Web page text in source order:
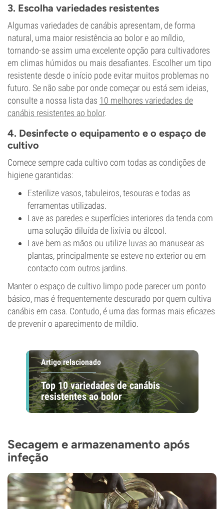
3. Escolha variedades resistentes
Algumas variedades de canábis apresentam, de forma
natural, uma maior resistência ao bolor e ao míldio,
tornando-se assim uma excelente opção para cultivadores
em climas húmidos ou mais desafiantes. Escolher um tipo
resistente desde o início pode evitar muitos problemas no
futuro. Se não sabe por onde começar ou está sem ideias,
consulte a nossa lista das 10 melhores variedades de
canábis resistentes ao bolor.
4. Desinfecte o equipamento e o espaço de
cultivo
Comece sempre cada cultivo com todas as condições de
higiene garantidas:
Esterilize vasos, tabuleiros, tesouras e todas as
ferramentas utilizadas.
Lave as paredes e superfícies interiores da tenda com
uma solução diluída de lixívia ou álcool.
Lave bem as mãos ou utilize luvas ao manusear as
plantas, principalmente se esteve no exterior ou em
contacto com outros jardins.
Manter o espaço de cultivo limpo pode parecer um ponto
básico, mas é frequentemente descurado por quem cultiva
canábis em casa. Contudo, é uma das formas mais eficazes
de prevenir o aparecimento de míldio.
Artigo relacionado
Top 10 variedades de canábis
resistentes ao bolor
Secagem e armazenamento após
infeção